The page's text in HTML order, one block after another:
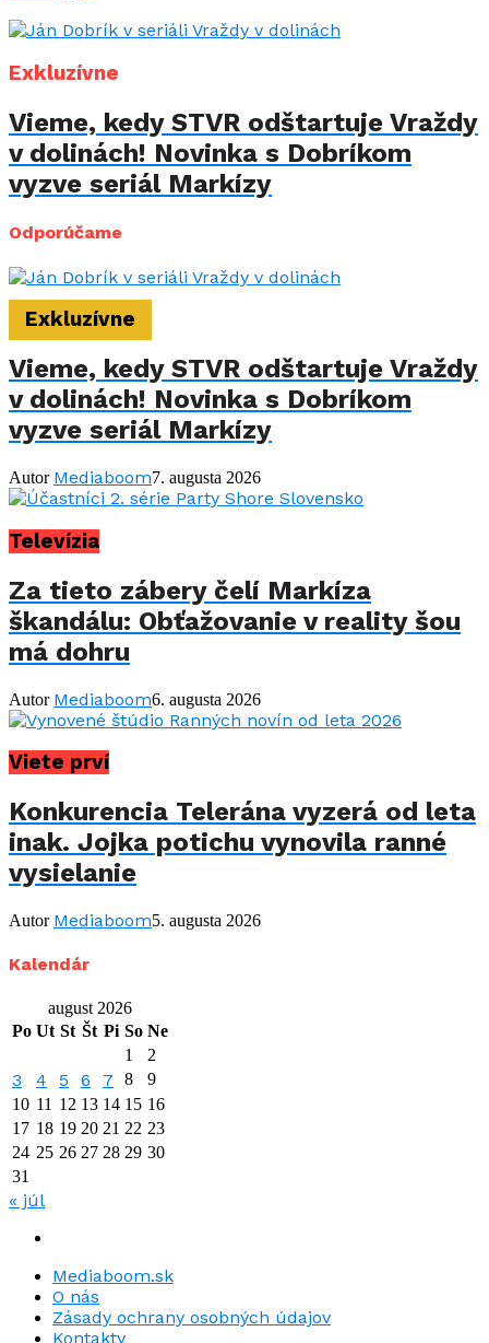
Exkluzívne
Vieme, kedy STVR odštartuje Vraždy
v dolinách! Novinka s Dobríkom
vyzve seriál Markízy
Odporúčame
Exkluzívne
Vieme, kedy STVR odštartuje Vraždy
v dolinách! Novinka s Dobríkom
vyzve seriál Markízy
Autor Mediaboom7. augusta 2026
Televízia
Za tieto zábery čelí Markíza
škandálu: Obťažovanie v reality šou
má dohru
Autor Mediaboom6. augusta 2026
Viete prví
Konkurencia Telerána vyzerá od leta
inak. Jojka potichu vynovila ranné
vysielanie
Autor Mediaboom5. augusta 2026
Kalendár
august 2026
Po Ut St Št Pi So Ne
1
2
3 4 5 6 7 8
9
10 11 12 13 14 15 16
17 18 19 20 21 22 23
24 25 26 27 28 29 30
31
« júl
Mediaboom.sk
O nás
Zásady ochrany osobných údajov
Kontakty